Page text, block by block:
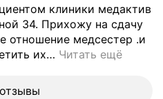
клиники медактив
34. Прихожу на сдачу
отношение медсестер .и
их… Читать ещё